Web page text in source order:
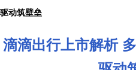
驱动筑壁垒
滴滴出行上市解析